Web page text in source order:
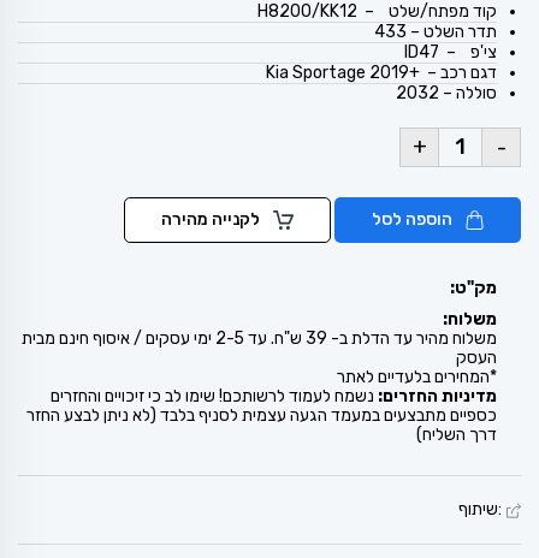
קוד מפתח/שלט – H8200/KK12
תדר השלט – 433
צי'פ – ID47
דגם רכב – +Kia Sportage 2019
סוללה – 2032
-
+
הוספה לסל לקנייה מהירה
מק"ט:
משלוח:
משלוח מהיר עד הדלת ב- 39 ש"ח. עד 2-5 ימי עסקים / איסוף חינם מבית
העסק
*המחירים בלעדיים לאתר
מדיניות החזרים: נשמח לעמוד לרשותכם! שימו לב כי זיכויים והחזרים
כספיים מתבצעים במעמד הגעה עצמית לסניף בלבד (לא ניתן לבצע החזר
דרך השליח)
:שיתוף